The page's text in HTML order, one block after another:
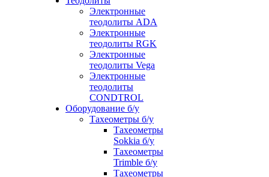
Электронные
теодолиты ADA
Электронные
теодолиты RGK
Электронные
теодолиты Vega
Электронные
теодолиты
CONDTROL
Оборудование б/у
Тахеометры б/у
Тахеометры
Sokkia б/у
Тахеометры
Trimble б/у
Тахеометры